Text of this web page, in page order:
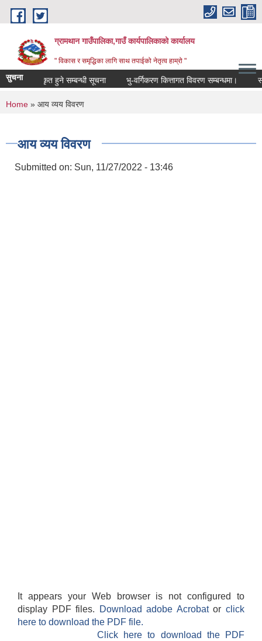
Skip to main content
ग्रामथान गाउँपालिका,गाउँ कार्यपालिकाको कार्यालय
" विकास र समृद्धिका लागि साथ तपाईको नेतृत्व हाम्रो "
सुचनासूचीकृत हुने सम्बन्धी सूचना भु-वर्गिकरण कित्तागत विवरण सम्बन्धमा।
You are here
Home » आय व्यय विवरण
आय व्यय विवरण
Submitted on: Sun, 11/27/2022 - 13:46
It appears your Web browser is not configured to
display PDF files.
Download adobe Acrobatorclick
here to download the PDF file.
Click here to download the PDF